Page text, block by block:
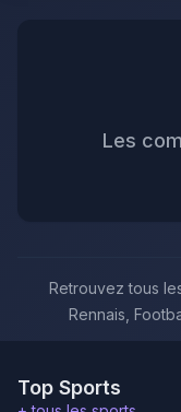
Les
Retrouvez tous
Rennais,
Top Sports